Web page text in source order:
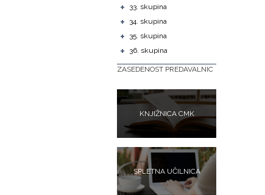
+ 33. skupina
+ 34. skupina
+ 35. skupina
+ 36. skupina
ZASEDENOST PREDAVALNIC
KNJIŽNICA CMK
SPLETNA UČILNICA